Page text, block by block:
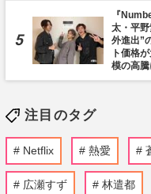
『
太・平
外進出”
ト価格
模の高
注目のタグ
Netflix 熱愛
広瀬すず 林遣都